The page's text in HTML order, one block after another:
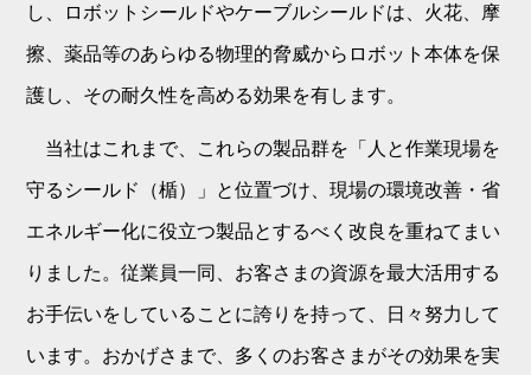
し、ロボットシールドやケーブルシールドは、火花、摩
擦、薬品等のあらゆる物理的脅威からロボット本体を保
護し、その耐久性を高める効果を有します。
当社はこれまで、これらの製品群を「人と作業現場を
守るシールド（楯）」と位置づけ、現場の環境改善・省
エネルギー化に役立つ製品とするべく改良を重ねてまい
りました。従業員一同、お客さまの資源を最大活用する
お手伝いをしていることに誇りを持って、日々努力して
います。おかげさまで、多くのお客さまがその効果を実